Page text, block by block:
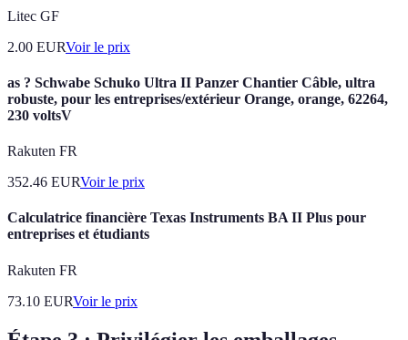
Litec GF
2.00 EURVoir le prix
as ? Schwabe Schuko Ultra II Panzer Chantier Câble, ultra
robuste, pour les entreprises/extérieur Orange, orange, 62264,
230 voltsV
Rakuten FR
352.46 EURVoir le prix
Calculatrice financière Texas Instruments BA II Plus pour
entreprises et étudiants
Rakuten FR
73.10 EURVoir le prix